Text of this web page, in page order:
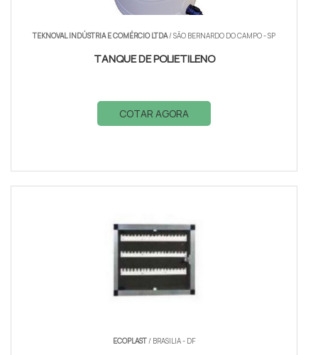
TEKNOVAL INDÚSTRIA E COMÉRCIO LTDA/ SÃO BERNARDO DO CAMPO - SP
TANQUE DE POLIETILENO
COTAR AGORA
ECOPLAST / BRASILIA - DF